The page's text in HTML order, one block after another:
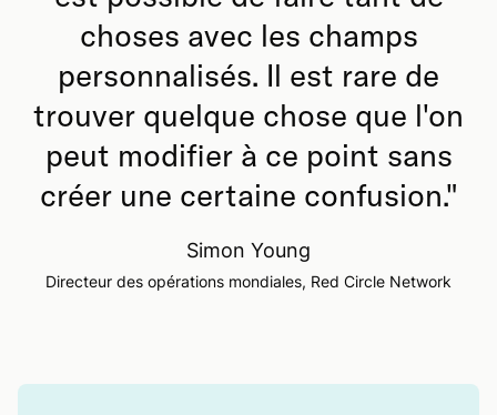
choses avec les champs
personnalisés. Il est rare de
trouver quelque chose que l'on
peut modifier à ce point sans
créer une certaine confusion."
Simon Young
Directeur des opérations mondiales, Red Circle Network